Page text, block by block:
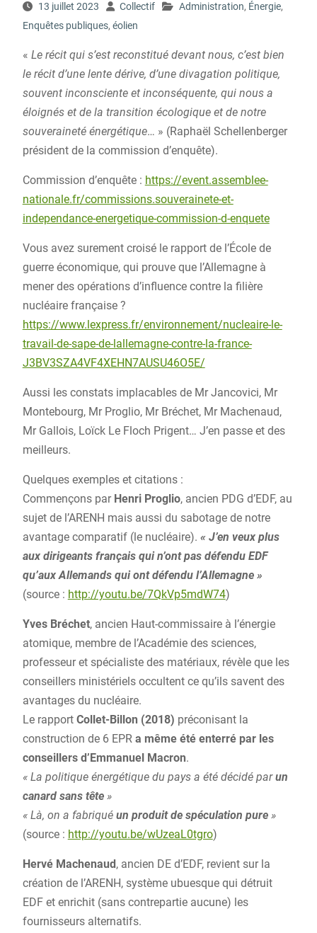
13 juillet 2023 Collectif Administration, Énergie,
Enquêtes publiques, éolien
« Le récit qui s’est reconstitué devant nous, c’est bien
le récit d’une lente dérive, d’une divagation politique,
souvent inconsciente et inconséquente, qui nous a
éloignés et de la transition écologique et de notre
souveraineté énergétique… » (Raphaël Schellenberger
président de la commission d’enquête).
Commission d’enquête : https://event.assemblee-
nationale.fr/commissions.souverainete-et-
independance-energetique-commission-d-enquete
Vous avez surement croisé le rapport de l’École de
guerre économique, qui prouve que l’Allemagne à
mener des opérations d’influence contre la filière
nucléaire française ?
https://www.lexpress.fr/environnement/nucleaire-le-
travail-de-sape-de-lallemagne-contre-la-france-
J3BV3SZA4VF4XEHN7AUSU46O5E/
Aussi les constats implacables de Mr Jancovici, Mr
Montebourg, Mr Proglio, Mr Bréchet, Mr Machenaud,
Mr Gallois, Loïck Le Floch Prigent… J’en passe et des
meilleurs.
Quelques exemples et citations :
Commençons par Henri Proglio, ancien PDG d’EDF, au
sujet de l’ARENH mais aussi du sabotage de notre
avantage comparatif (le nucléaire). « J’en veux plus
aux dirigeants français qui n’ont pas défendu EDF
qu’aux Allemands qui ont défendu l’Allemagne »
(source : http://youtu.be/7QkVp5mdW74)
Yves Bréchet, ancien Haut-commissaire à l’énergie
atomique, membre de l’Académie des sciences,
professeur et spécialiste des matériaux, révèle que les
conseillers ministériels occultent ce qu’ils savent des
avantages du nucléaire.
Le rapport Collet-Billon (2018) préconisant la
construction de 6 EPR a même été enterré par les
conseillers d’Emmanuel Macron.
« La politique énergétique du pays a été décidé parun
canard sans tête»
« Là, on a fabriqué un produit de spéculation pure»
(source : http://youtu.be/wUzeaL0tgro)
Hervé Machenaud, ancien DE d’EDF, revient sur la
création de l’ARENH, système ubuesque qui détruit
EDF et enrichit (sans contrepartie aucune) les
fournisseurs alternatifs.